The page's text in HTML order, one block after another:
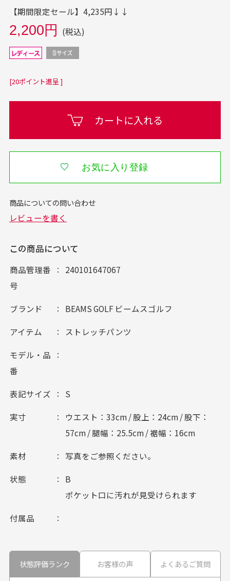
【期間限定セール】4,235円↓↓
2,200円 (税込)
[20ポイント進呈 ]
カートに入れる
お気に入り登録
この商品について
商品管理番
号
240101647067
ブランド BEAMS GOLF ビームスゴルフ
アイテム ストレッチパンツ
モデル・品
番
表記サイズ S
実寸
ウエスト：33cm / 股上：24cm / 股下：
57cm / 腿幅：25.5cm / 裾幅：16cm
素材 写真をご参照ください。
状態
B
ポケット口に汚れが見受けられます
付属品
状態評価ランク お客様の声 よくあるご質問